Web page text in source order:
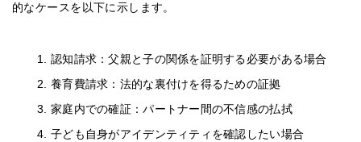
的なケースを以下に示します。
認知請求：父親と子の関係を証明する必要がある場合
養育費請求：法的な裏付けを得るための証拠
家庭内での確証：パートナー間の不信感の払拭
子ども自身がアイデンティティを確認したい場合